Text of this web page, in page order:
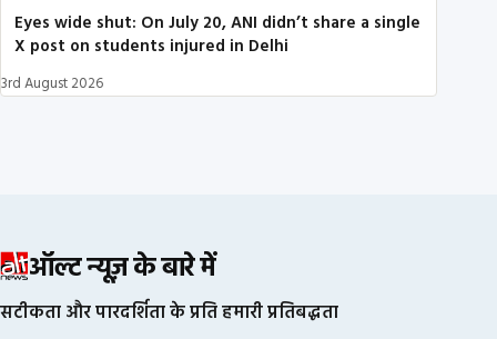
Eyes wide shut: On July 20, ANI didn’t share a single
X post on students injured in Delhi
3rd August 2026
ऑल्ट न्यूज़ के बारे में
सटीकता और पारदर्शिता के प्रति हमारी प्रतिबद्धता